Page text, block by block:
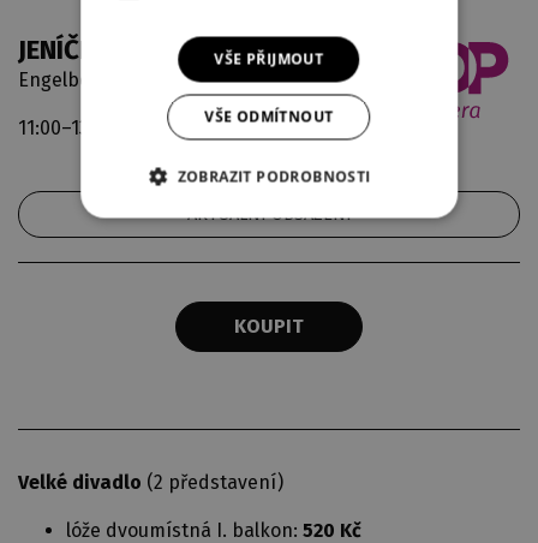
JENÍČEK A MAŘENKA
Engelbert Humperdinck
11:00–13:10 Velké divadlo
AKTUÁLNÍ OBSAZENÍ
KOUPIT
Velké divadlo (2 představení)
lóže dvoumístná I. balkon: 520 Kč
VŠE PŘIJMOUT
VŠE ODMÍTNOUT
ZOBRAZIT PODROBNOSTI